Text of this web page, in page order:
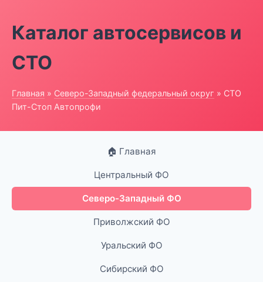
Каталог автосервисов и
СТО
Главная » Северо-Западный федеральный округ » СТО
Пит-Стоп Автопрофи
🏠 Главная
Центральный ФО
Северо-Западный ФО
Приволжский ФО
Уральский ФО
Сибирский ФО